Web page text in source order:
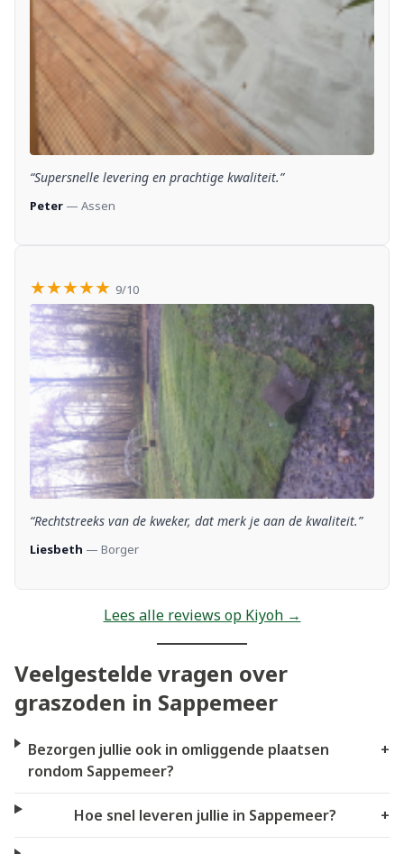
“Supersnelle levering en prachtige kwaliteit.”
Peter — Assen
★★★★★ 9/10
“Rechtstreeks van de kweker, dat merk je aan de kwaliteit.”
Liesbeth — Borger
Lees alle reviews op Kiyoh →
Veelgestelde vragen over
graszoden in Sappemeer
Bezorgen jullie ook in omliggende plaatsen
rondom Sappemeer?
+
Hoe snel leveren jullie in Sappemeer? +